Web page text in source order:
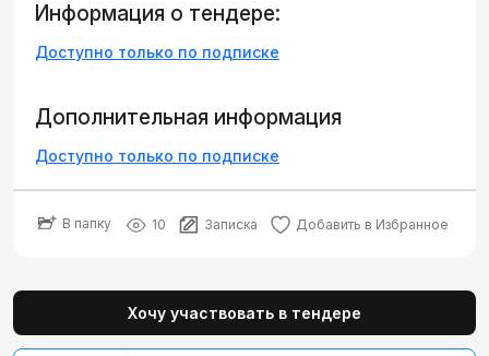
Информация о тендере:
Доступно только по подписке
Дополнительная информация
Доступно только по подписке
В папку 10 Записка Добавить в Избранное
Хочу участвовать в тендере